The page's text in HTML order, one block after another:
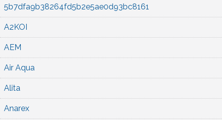
5b7dfa9b38264fd5b2e5ae0d93bc8161
A2KOI
AEM
Air Aqua
Alita
Anarex